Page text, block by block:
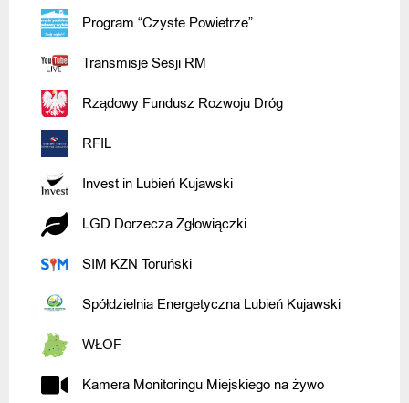
Program “Czyste Powietrze”
Transmisje Sesji RM
Rządowy Fundusz Rozwoju Dróg
RFIL
Invest in Lubień Kujawski
LGD Dorzecza Zgłowiączki
SIM KZN Toruński
Spółdzielnia Energetyczna Lubień Kujawski
WŁOF
Kamera Monitoringu Miejskiego na żywo